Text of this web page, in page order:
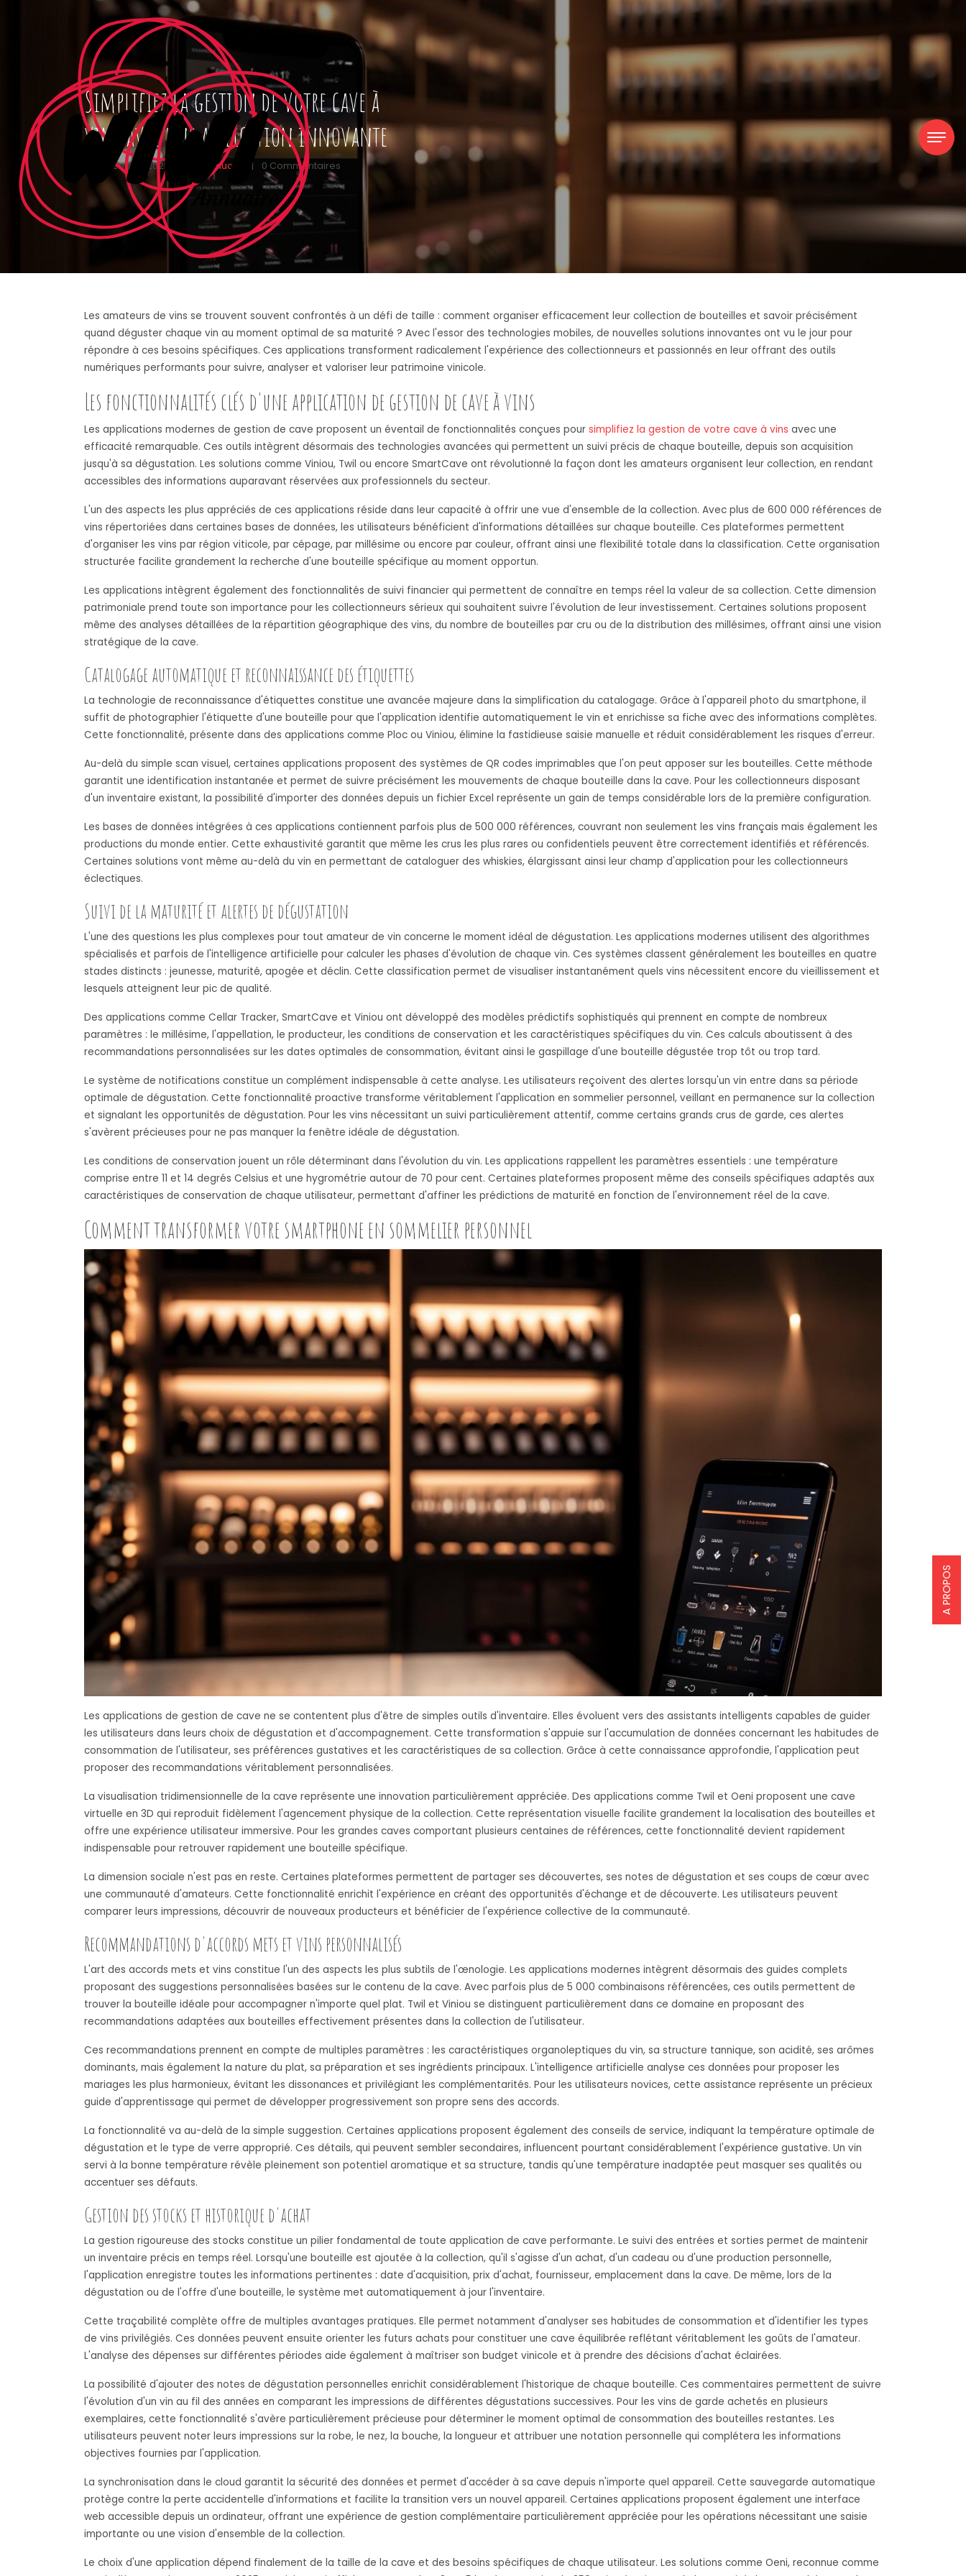
Simplifiez la gestion de votre cave à
vins avec une application innovante
12 novembre 2025 wiwiannuaire | 0 Commentaires
A PROPOS
Les amateurs de vins se trouvent souvent confrontés à un défi de taille : comment organiser efficacement leur collection de bouteilles et savoir précisément
quand déguster chaque vin au moment optimal de sa maturité ? Avec l'essor des technologies mobiles, de nouvelles solutions innovantes ont vu le jour pour
répondre à ces besoins spécifiques. Ces applications transforment radicalement l'expérience des collectionneurs et passionnés en leur offrant des outils
numériques performants pour suivre, analyser et valoriser leur patrimoine vinicole.
Les fonctionnalités clés d'une application de gestion de cave à vins
Les applications modernes de gestion de cave proposent un éventail de fonctionnalités conçues pour simplifiez la gestion de votre cave à vins avec une
efficacité remarquable. Ces outils intègrent désormais des technologies avancées qui permettent un suivi précis de chaque bouteille, depuis son acquisition
jusqu'à sa dégustation. Les solutions comme Viniou, Twil ou encore SmartCave ont révolutionné la façon dont les amateurs organisent leur collection, en rendant
accessibles des informations auparavant réservées aux professionnels du secteur.
L'un des aspects les plus appréciés de ces applications réside dans leur capacité à offrir une vue d'ensemble de la collection. Avec plus de 600 000 références de
vins répertoriées dans certaines bases de données, les utilisateurs bénéficient d'informations détaillées sur chaque bouteille. Ces plateformes permettent
d'organiser les vins par région viticole, par cépage, par millésime ou encore par couleur, offrant ainsi une flexibilité totale dans la classification. Cette organisation
structurée facilite grandement la recherche d'une bouteille spécifique au moment opportun.
Les applications intègrent également des fonctionnalités de suivi financier qui permettent de connaître en temps réel la valeur de sa collection. Cette dimension
patrimoniale prend toute son importance pour les collectionneurs sérieux qui souhaitent suivre l'évolution de leur investissement. Certaines solutions proposent
même des analyses détaillées de la répartition géographique des vins, du nombre de bouteilles par cru ou de la distribution des millésimes, offrant ainsi une vision
stratégique de la cave.
Catalogage automatique et reconnaissance des étiquettes
La technologie de reconnaissance d'étiquettes constitue une avancée majeure dans la simplification du catalogage. Grâce à l'appareil photo du smartphone, il
suffit de photographier l'étiquette d'une bouteille pour que l'application identifie automatiquement le vin et enrichisse sa fiche avec des informations complètes.
Cette fonctionnalité, présente dans des applications comme Ploc ou Viniou, élimine la fastidieuse saisie manuelle et réduit considérablement les risques d'erreur.
Au-delà du simple scan visuel, certaines applications proposent des systèmes de QR codes imprimables que l'on peut apposer sur les bouteilles. Cette méthode
garantit une identification instantanée et permet de suivre précisément les mouvements de chaque bouteille dans la cave. Pour les collectionneurs disposant
d'un inventaire existant, la possibilité d'importer des données depuis un fichier Excel représente un gain de temps considérable lors de la première configuration.
Les bases de données intégrées à ces applications contiennent parfois plus de 500 000 références, couvrant non seulement les vins français mais également les
productions du monde entier. Cette exhaustivité garantit que même les crus les plus rares ou confidentiels peuvent être correctement identifiés et référencés.
Certaines solutions vont même au-delà du vin en permettant de cataloguer des whiskies, élargissant ainsi leur champ d'application pour les collectionneurs
éclectiques.
Suivi de la maturité et alertes de dégustation
L'une des questions les plus complexes pour tout amateur de vin concerne le moment idéal de dégustation. Les applications modernes utilisent des algorithmes
spécialisés et parfois de l'intelligence artificielle pour calculer les phases d'évolution de chaque vin. Ces systèmes classent généralement les bouteilles en quatre
stades distincts : jeunesse, maturité, apogée et déclin. Cette classification permet de visualiser instantanément quels vins nécessitent encore du vieillissement et
lesquels atteignent leur pic de qualité.
Des applications comme Cellar Tracker, SmartCave et Viniou ont développé des modèles prédictifs sophistiqués qui prennent en compte de nombreux
paramètres : le millésime, l'appellation, le producteur, les conditions de conservation et les caractéristiques spécifiques du vin. Ces calculs aboutissent à des
recommandations personnalisées sur les dates optimales de consommation, évitant ainsi le gaspillage d'une bouteille dégustée trop tôt ou trop tard.
Le système de notifications constitue un complément indispensable à cette analyse. Les utilisateurs reçoivent des alertes lorsqu'un vin entre dans sa période
optimale de dégustation. Cette fonctionnalité proactive transforme véritablement l'application en sommelier personnel, veillant en permanence sur la collection
et signalant les opportunités de dégustation. Pour les vins nécessitant un suivi particulièrement attentif, comme certains grands crus de garde, ces alertes
s'avèrent précieuses pour ne pas manquer la fenêtre idéale de dégustation.
Les conditions de conservation jouent un rôle déterminant dans l'évolution du vin. Les applications rappellent les paramètres essentiels : une température
comprise entre 11 et 14 degrés Celsius et une hygrométrie autour de 70 pour cent. Certaines plateformes proposent même des conseils spécifiques adaptés aux
caractéristiques de conservation de chaque utilisateur, permettant d'affiner les prédictions de maturité en fonction de l'environnement réel de la cave.
Comment transformer votre smartphone en sommelier personnel
Les applications de gestion de cave ne se contentent plus d'être de simples outils d'inventaire. Elles évoluent vers des assistants intelligents capables de guider
les utilisateurs dans leurs choix de dégustation et d'accompagnement. Cette transformation s'appuie sur l'accumulation de données concernant les habitudes de
consommation de l'utilisateur, ses préférences gustatives et les caractéristiques de sa collection. Grâce à cette connaissance approfondie, l'application peut
proposer des recommandations véritablement personnalisées.
La visualisation tridimensionnelle de la cave représente une innovation particulièrement appréciée. Des applications comme Twil et Oeni proposent une cave
virtuelle en 3D qui reproduit fidèlement l'agencement physique de la collection. Cette représentation visuelle facilite grandement la localisation des bouteilles et
offre une expérience utilisateur immersive. Pour les grandes caves comportant plusieurs centaines de références, cette fonctionnalité devient rapidement
indispensable pour retrouver rapidement une bouteille spécifique.
La dimension sociale n'est pas en reste. Certaines plateformes permettent de partager ses découvertes, ses notes de dégustation et ses coups de cœur avec
une communauté d'amateurs. Cette fonctionnalité enrichit l'expérience en créant des opportunités d'échange et de découverte. Les utilisateurs peuvent
comparer leurs impressions, découvrir de nouveaux producteurs et bénéficier de l'expérience collective de la communauté.
Recommandations d'accords mets et vins personnalisés
L'art des accords mets et vins constitue l'un des aspects les plus subtils de l'œnologie. Les applications modernes intègrent désormais des guides complets
proposant des suggestions personnalisées basées sur le contenu de la cave. Avec parfois plus de 5 000 combinaisons référencées, ces outils permettent de
trouver la bouteille idéale pour accompagner n'importe quel plat. Twil et Viniou se distinguent particulièrement dans ce domaine en proposant des
recommandations adaptées aux bouteilles effectivement présentes dans la collection de l'utilisateur.
Ces recommandations prennent en compte de multiples paramètres : les caractéristiques organoleptiques du vin, sa structure tannique, son acidité, ses arômes
dominants, mais également la nature du plat, sa préparation et ses ingrédients principaux. L'intelligence artificielle analyse ces données pour proposer les
mariages les plus harmonieux, évitant les dissonances et privilégiant les complémentarités. Pour les utilisateurs novices, cette assistance représente un précieux
guide d'apprentissage qui permet de développer progressivement son propre sens des accords.
La fonctionnalité va au-delà de la simple suggestion. Certaines applications proposent également des conseils de service, indiquant la température optimale de
dégustation et le type de verre approprié. Ces détails, qui peuvent sembler secondaires, influencent pourtant considérablement l'expérience gustative. Un vin
servi à la bonne température révèle pleinement son potentiel aromatique et sa structure, tandis qu'une température inadaptée peut masquer ses qualités ou
accentuer ses défauts.
Gestion des stocks et historique d'achat
La gestion rigoureuse des stocks constitue un pilier fondamental de toute application de cave performante. Le suivi des entrées et sorties permet de maintenir
un inventaire précis en temps réel. Lorsqu'une bouteille est ajoutée à la collection, qu'il s'agisse d'un achat, d'un cadeau ou d'une production personnelle,
l'application enregistre toutes les informations pertinentes : date d'acquisition, prix d'achat, fournisseur, emplacement dans la cave. De même, lors de la
dégustation ou de l'offre d'une bouteille, le système met automatiquement à jour l'inventaire.
Cette traçabilité complète offre de multiples avantages pratiques. Elle permet notamment d'analyser ses habitudes de consommation et d'identifier les types
de vins privilégiés. Ces données peuvent ensuite orienter les futurs achats pour constituer une cave équilibrée reflétant véritablement les goûts de l'amateur.
L'analyse des dépenses sur différentes périodes aide également à maîtriser son budget vinicole et à prendre des décisions d'achat éclairées.
La possibilité d'ajouter des notes de dégustation personnelles enrichit considérablement l'historique de chaque bouteille. Ces commentaires permettent de suivre
l'évolution d'un vin au fil des années en comparant les impressions de différentes dégustations successives. Pour les vins de garde achetés en plusieurs
exemplaires, cette fonctionnalité s'avère particulièrement précieuse pour déterminer le moment optimal de consommation des bouteilles restantes. Les
utilisateurs peuvent noter leurs impressions sur la robe, le nez, la bouche, la longueur et attribuer une notation personnelle qui complétera les informations
objectives fournies par l'application.
La synchronisation dans le cloud garantit la sécurité des données et permet d'accéder à sa cave depuis n'importe quel appareil. Cette sauvegarde automatique
protège contre la perte accidentelle d'informations et facilite la transition vers un nouvel appareil. Certaines applications proposent également une interface
web accessible depuis un ordinateur, offrant une expérience de gestion complémentaire particulièrement appréciée pour les opérations nécessitant une saisie
importante ou une vision d'ensemble de la collection.
Le choix d'une application dépend finalement de la taille de la cave et des besoins spécifiques de chaque utilisateur. Les solutions comme Oeni, reconnue comme